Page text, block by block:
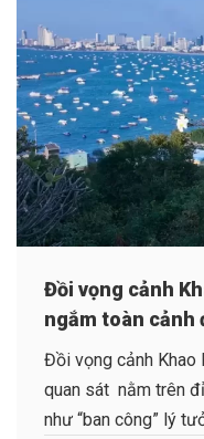
Đồi vọng cảnh
ngắm toàn cảnh
Đồi vọng cảnh Khao
quan sát nằm trên
như “ban công” lý